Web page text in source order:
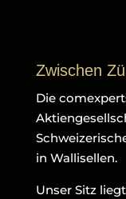
Zwischen
Die
in Wallisellen.
Unser Sitz